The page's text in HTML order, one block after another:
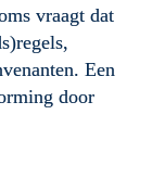
vraagt dat
Een
door